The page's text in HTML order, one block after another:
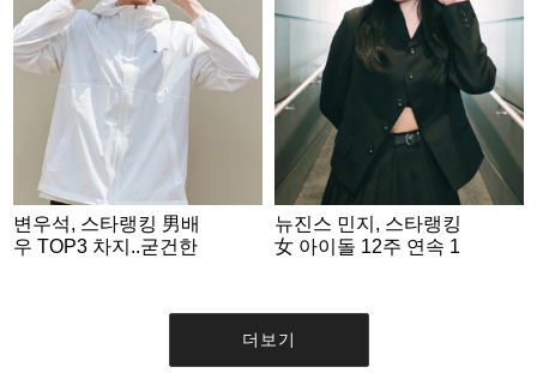
변우석, 스타랭킹 男배
우 TOP3 차지..굳건한
뉴진스 민지, 스타랭킹
女 아이돌 12주 연속 1
더보기